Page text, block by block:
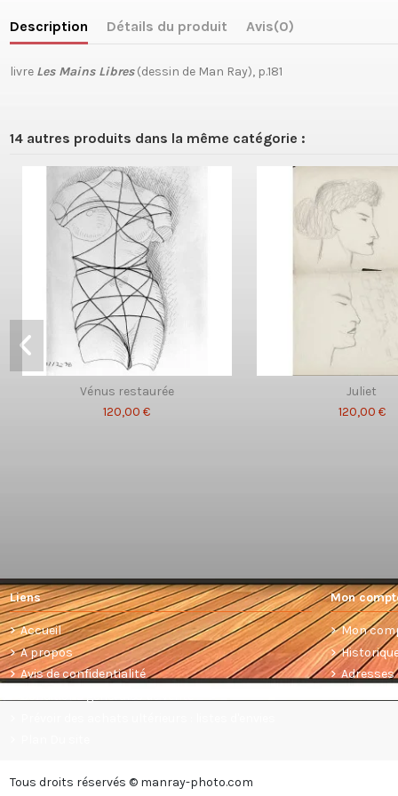
Description Détails du produit Avis(0)
livre Les Mains Libres(dessin de Man Ray), p.181
14 autres produits dans la même catégorie :
Vénus restaurée
120,00 €
Juliet
120,00 €
Liens
Accueil
A propos
Avis de confidentialité
Mon
Mon
Adresses
Tous droits réservés © manray-photo.com